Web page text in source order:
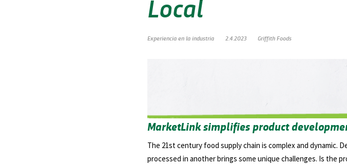
Local
Experiencia en la industria 2.4.2023 Griffith Foods
MarketLink simplifies product
The 21st century food supply chain is complex and dynamic.
processed in another brings some unique challenges. Is the